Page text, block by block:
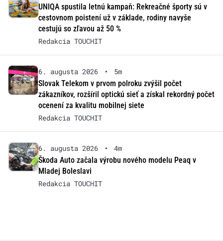
UNIQA spustila letnú kampaň: Rekreačné športy sú v
cestovnom poistení už v základe, rodiny navyše
cestujú so zľavou až 50 %
Redakcia TOUCHIT
6. augusta 2026 •
5m
Slovak Telekom v prvom polroku zvýšil počet
zákazníkov, rozšíril optickú sieť a získal rekordný počet
ocenení za kvalitu mobilnej siete
Redakcia TOUCHIT
6. augusta 2026 •
4m
Škoda Auto začala výrobu nového modelu Peaq v
Mladej Boleslavi
Redakcia TOUCHIT